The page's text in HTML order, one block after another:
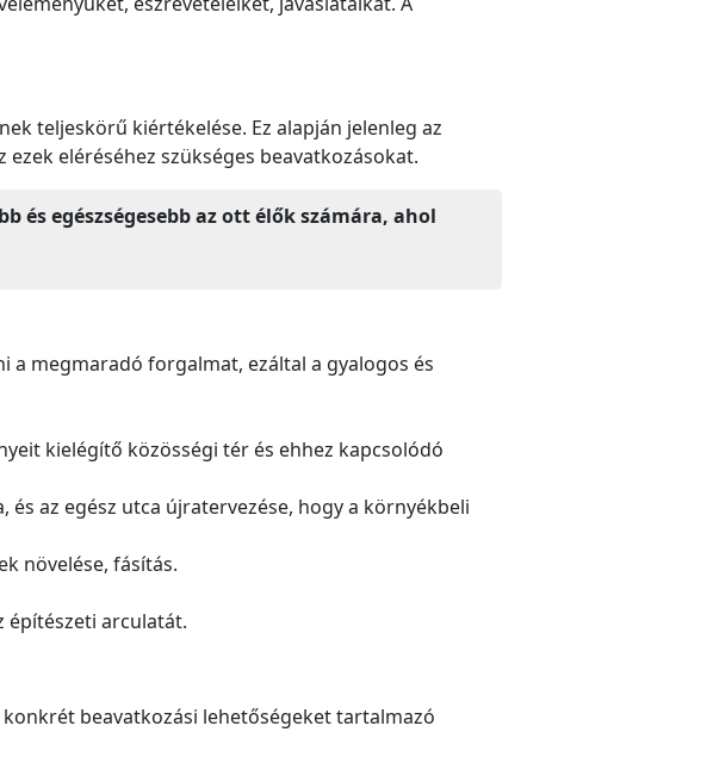
teljeskörű kiértékelése. Ez alapján jelenleg az
eléréséhez szükséges beavatkozásokat.
és egészségesebb az ott élők számára, ahol
megmaradó forgalmat, ezáltal a gyalogos és
kielégítő közösségi tér és ehhez kapcsolódó
az egész utca újratervezése, hogy a környékbeli
növelése, fásítás.
építészeti arculatát.
beavatkozási lehetőségeket tartalmazó